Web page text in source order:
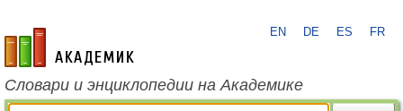
academic.ru
EN DE ES FR
Словари и энциклопедии на Академике